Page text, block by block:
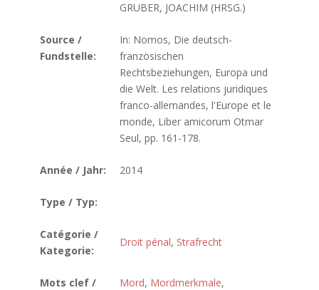
GRUBER, JOACHIM (HRSG.)
Source /
Fundstelle:
In: Nomos, Die deutsch-
französischen
Rechtsbeziehungen, Europa und
die Welt. Les relations juridiques
franco-allemandes, l'Europe et le
monde, Liber amicorum Otmar
Seul, pp. 161-178.
Année / Jahr: 2014
Type / Typ:
Catégorie /
Kategorie:
Droit pénal, Strafrecht
Mots clef /
Mord, Mordmerkmale,